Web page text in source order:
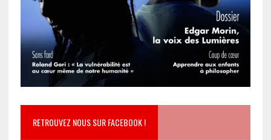
RETROUVEZ NOUS SUR FACEBOOK !